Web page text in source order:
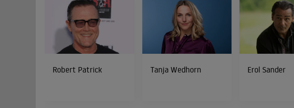
Robert Patrick Tanja Wedhorn Erol Sander